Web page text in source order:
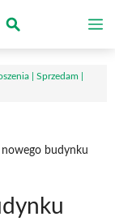
| Sprzedam |
budynku